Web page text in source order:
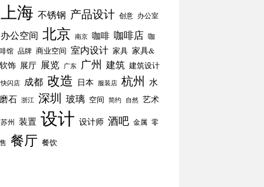
上海 不锈钢 产品设计 创意 办公室
办公空间 北京 南京 咖啡 咖啡店 咖
馆 品牌 商业空间 室内设计 家具 家具&
饰 展厅 展览 广东 广州 建筑 建筑设计
快闪店 成都 改造 日本 服装店 杭州 水
石 浙江 深圳 玻璃 空间 简约 自然 艺术
苏州 装置 设计 设计师 酒吧 金属 零
餐厅 餐饮